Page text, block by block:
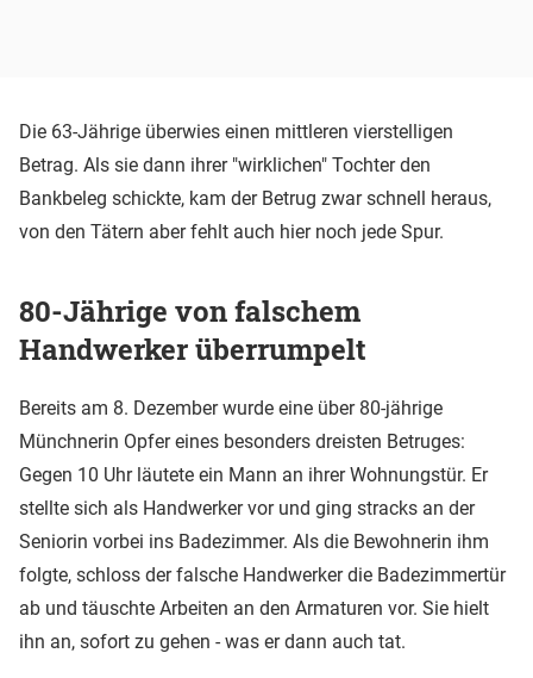
Die 63-Jährige überwies einen mittleren vierstelligen
Betrag. Als sie dann ihrer "wirklichen" Tochter den
Bankbeleg schickte, kam der Betrug zwar schnell heraus,
von den Tätern aber fehlt auch hier noch jede Spur.
80-Jährige von falschem
Handwerker überrumpelt
Bereits am 8. Dezember wurde eine über 80-jährige
Münchnerin Opfer eines besonders dreisten Betruges:
Gegen 10 Uhr läutete ein Mann an ihrer Wohnungstür. Er
stellte sich als Handwerker vor und ging stracks an der
Seniorin vorbei ins Badezimmer. Als die Bewohnerin ihm
folgte, schloss der falsche Handwerker die Badezimmertür
ab und täuschte Arbeiten an den Armaturen vor. Sie hielt
ihn an, sofort zu gehen - was er dann auch tat.